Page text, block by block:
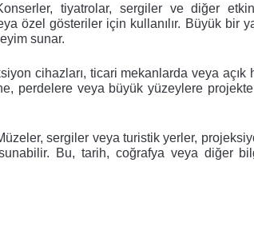
tiyatrolar, sergiler ve diğer
özel gösteriler için kullanılır. Büyük bir
sunar.
cihazları, ticari mekanlarda veya açık
perdelere veya büyük yüzeylere
sergiler veya turistik yerler,
Bu, tarih, coğrafya veya diğer